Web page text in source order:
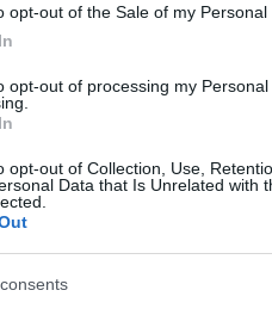
opt-out of the Sale of my Personal
opt-out of processing my
opt-out of Collection, Use,
Data that Is Unrelated with
για τη μέθοδο
στην